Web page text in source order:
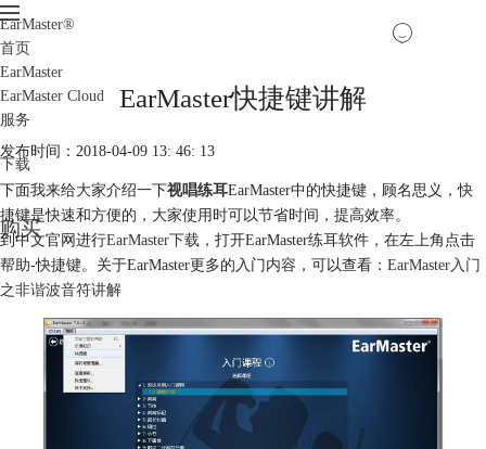
EarMaster®
首页
EarMaster
EarMaster Cloud
服务
下载
购买
EarMaster快捷键讲解
发布时间：2018-04-09 13: 46: 13
下面我来给大家介绍一下视唱练耳EarMaster中的快捷键，顾名思义，快
捷键是快速和方便的，大家使用时可以节省时间，提高效率。
到中文官网进行EarMaster下载 ，打开EarMaster练耳软件，在左上角点击
帮助-快捷键。关于EarMaster更多的入门内容，可以查看： EarMaster入门
之非谐波音符讲解